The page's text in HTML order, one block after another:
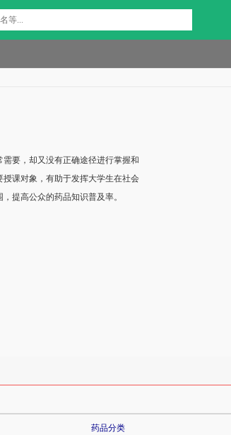
需要，却又没有正确途径进行掌握和
课对象，有助于发挥大学生在社会
提高公众的药品知识普及率。
药品分类